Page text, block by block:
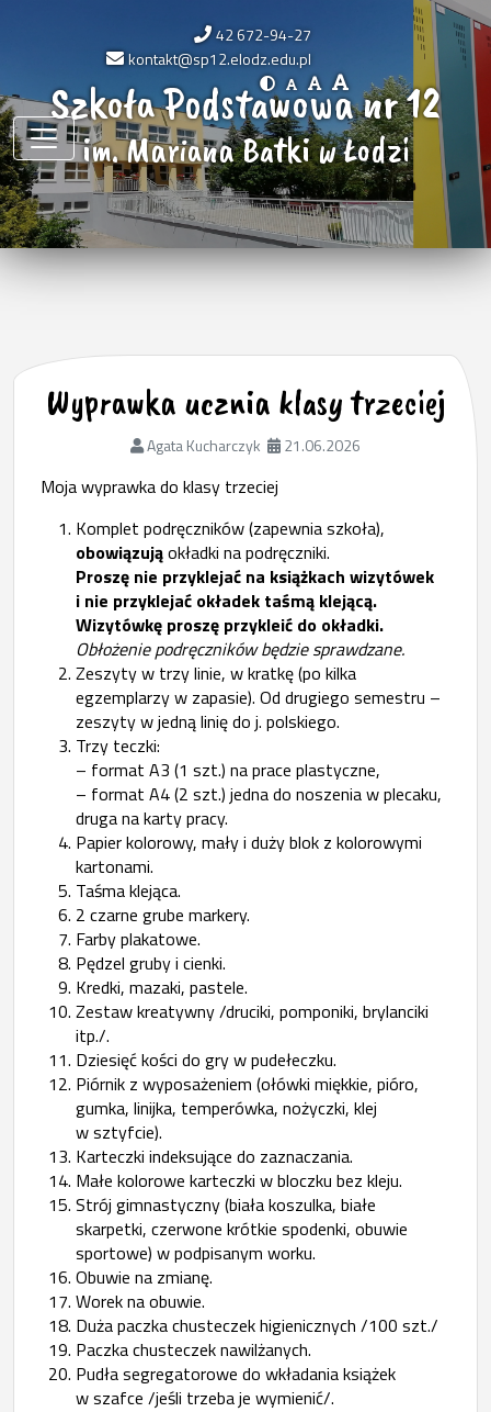
42 672-94-27
kontakt@sp12.elodz.edu.pl
Szkoła Podstawowa nr 12
im. Mariana Batki w Łodzi
Wyprawka ucznia klasy trzeciej
Agata Kucharczyk 21.06.2026
Moja wyprawka do klasy trzeciej
Komplet podręczników (zapewnia szkoła),
obowiązująokładki na podręczniki.
Proszę nie przyklejać na książkach wizytówek
i nie przyklejać okładek taśmą klejącą.
Wizytówkę proszę przykleić do okładki.
Obłożenie podręczników będzie sprawdzane.
Zeszyty w trzy linie, w kratkę (po kilka
egzemplarzy w zapasie). Od drugiego semestru –
zeszyty w jedną linię do j. polskiego.
Trzy teczki:
– format A3 (1 szt.) na prace plastyczne,
– format A4 (2 szt.) jedna do noszenia w plecaku,
druga na karty pracy.
Papier kolorowy, mały i duży blok z kolorowymi
kartonami.
Taśma klejąca.
2 czarne grube markery.
Farby plakatowe.
Pędzel gruby i cienki.
Kredki, mazaki, pastele.
Zestaw kreatywny /druciki, pomponiki, brylanciki
itp./.
Dziesięć kości do gry w pudełeczku.
Piórnik z wyposażeniem (ołówki miękkie, pióro,
gumka, linijka, temperówka, nożyczki, klej
w sztyfcie).
Karteczki indeksujące do zaznaczania.
Małe kolorowe karteczki w bloczku bez kleju.
Strój gimnastyczny (biała koszulka, białe
skarpetki, czerwone krótkie spodenki, obuwie
sportowe) w podpisanym worku.
Obuwie na zmianę.
Worek na obuwie.
Duża paczka chusteczek higienicznych /100 szt./
Paczka chusteczek nawilżanych.
Pudła segregatorowe do wkładania książek
w szafce /jeśli trzeba je wymienić/.